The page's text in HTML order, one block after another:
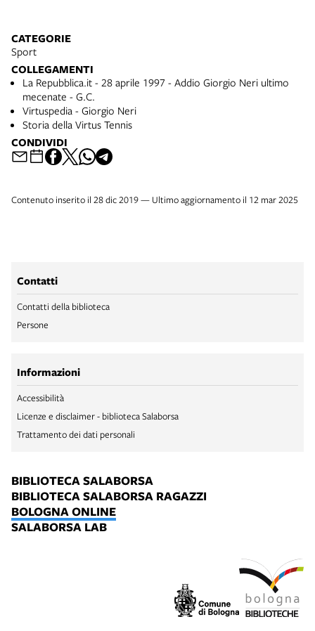
CATEGORIE
Sport
COLLEGAMENTI
La Repubblica.it - 28 aprile 1997 - Addio Giorgio Neri ultimo
mecenate - G.C.
Virtuspedia - Giorgio Neri
Storia della Virtus Tennis
CONDIVIDI
Contenuto inserito il 28 dic 2019 — Ultimo aggiornamento il 12 mar 2025
Contatti
Contatti della biblioteca
Persone
Informazioni
Accessibilità
Licenze e disclaimer - biblioteca Salaborsa
Trattamento dei dati personali
BIBLIOTECA SALABORSA
BIBLIOTECA SALABORSA RAGAZZI
BOLOGNA ONLINE
SALABORSA LAB